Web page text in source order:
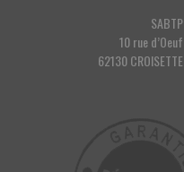
SABTP
10 rue d’Oeuf
62130 CROISETTE